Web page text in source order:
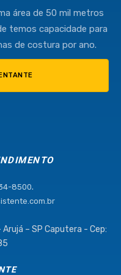
área de 50 mil metros
temos capacidade para
de costura por ano.
8500.
– SP Caputera - Cep: